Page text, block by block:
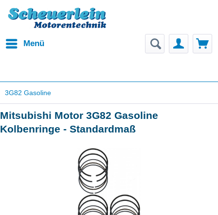
Menü
3G82 Gasoline
Mitsubishi Motor 3G82 Gasoline
Kolbenringe - Standardmaß